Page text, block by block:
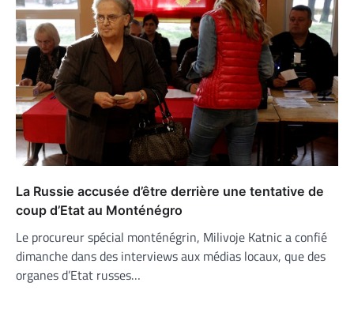
La Russie accusée d’être derrière une tentative de
coup d’Etat au Monténégro
Le procureur spécial monténégrin, Milivoje Katnic a confié
dimanche dans des interviews aux médias locaux, que des
organes d’Etat russes…